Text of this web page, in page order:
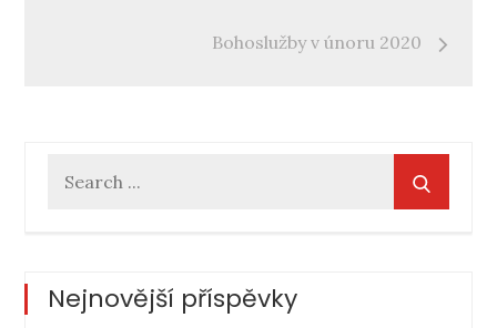
Bohoslužby v únoru 2020
Nejnovější příspěvky